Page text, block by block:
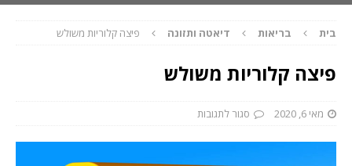
בית בריאות דיאטה ותזונה פיצה קלוריות משולש
פיצה קלוריות משולש
מאי 6, 2020 סגור לתגובות